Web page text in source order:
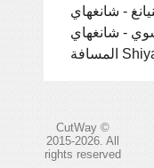
- شانغهاي
- شانغهاي
CutWay ©
2015-2026. All
rights reserved